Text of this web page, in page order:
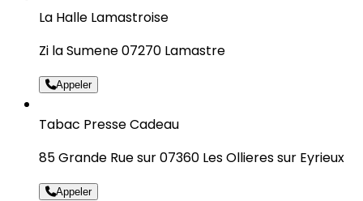
La Halle Lamastroise
Zi la Sumene 07270 Lamastre
Appeler
Tabac Presse Cadeau
85 Grande Rue sur 07360 Les Ollieres sur Eyrieux
Appeler